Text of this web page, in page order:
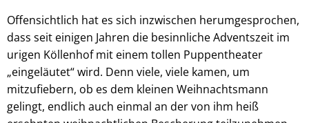
Offensichtlich hat es sich inzwischen herumgesprochen,
dass seit einigen Jahren die besinnliche Adventszeit im
urigen Köllenhof mit einem tollen Puppentheater
„eingeläutet“ wird. Denn viele, viele kamen, um
mitzufiebern, ob es dem kleinen Weihnachtsmann
gelingt, endlich auch einmal an der von ihm heiß